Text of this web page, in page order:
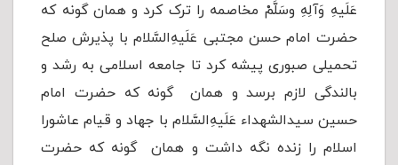
عَلَیهِ وَآلِهِ وسَلَّمْ مخاصمه را ترک کرد و همان گونه که
حضرت امام حسن مجتبی عَلَیهِ‌السَّلام با پذیرش صلح
تحمیلی صبوری پیشه کرد تا جامعه اسلامی به رشد و
بالندگی لازم برسد و همان گونه که حضرت امام
حسین سیدالشهداء عَلَیهِ‌السَّلام با جهاد و قیام عاشورا
اسلام را زنده نگه داشت و همان گونه که حضرت